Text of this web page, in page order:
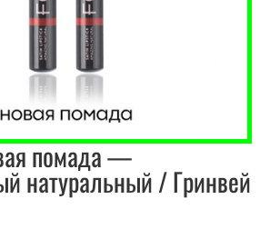
помада —
натуральный / Гринвей